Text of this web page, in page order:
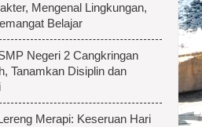
Mengenal Lingkungan,
Belajar
Negeri 2 Cangkringan
Tanamkan Disiplin dan
Merapi: Keseruan Hari